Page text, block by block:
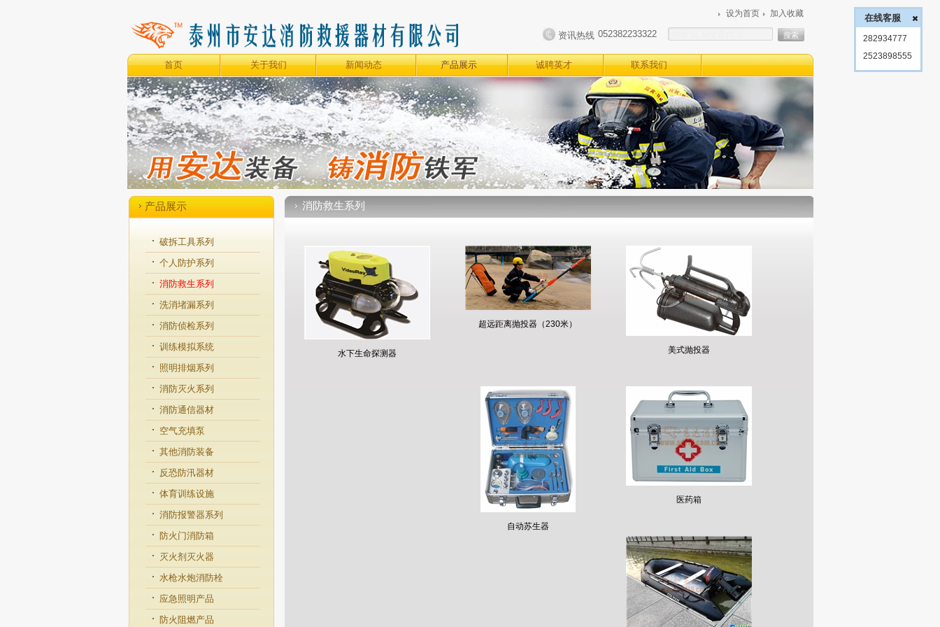
设为首页 加入收藏
资讯热线 052382233322
首页 关于我们 新闻动态 产品展示 诚聘英才 联系我们
产品展示
破拆工具系列
个人防护系列
消防救生系列
洗消堵漏系列
消防侦检系列
训练模拟系统
照明排烟系列
消防灭火系列
消防通信器材
空气充填泵
其他消防装备
反恐防汛器材
体育训练设施
消防报警器系列
防火门消防箱
灭火剂灭火器
水枪水炮消防栓
应急照明产品
防火阻燃产品
消防救生系列
水下生命探测器
超远距离抛投器（230米）
美式抛投器
自动苏生器
医药箱
在线客服
282934777
2523898555